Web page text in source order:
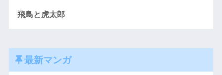
飛鳥と虎太郎
最新マンガ